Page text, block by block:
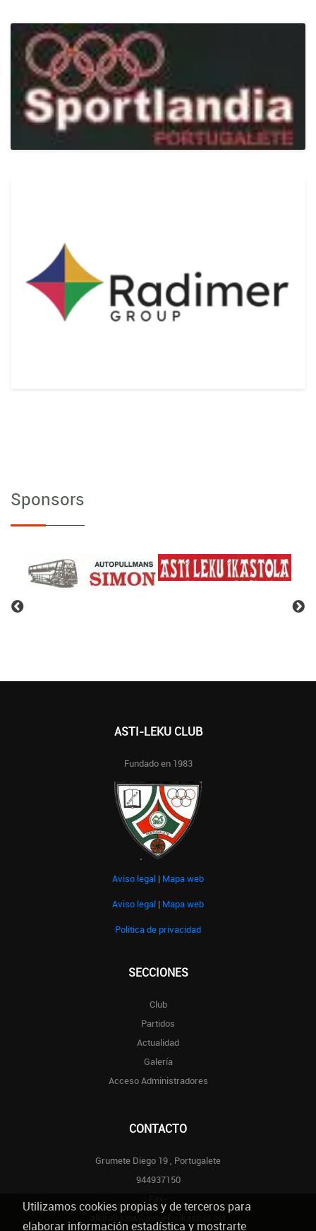
Sponsors
ASTI-LEKU CLUB
Fundado en 1983
Aviso legal | Mapa web
Aviso legal | Mapa web
Politica de privacidad
SECCIONES
Club
Partidos
Actualidad
Galería
Acceso Administradores
CONTACTO
Grumete Diego 19 , Portugalete
944937150
Utilizamos cookies propias y de terceros para
elaborar información estadística y mostrarte